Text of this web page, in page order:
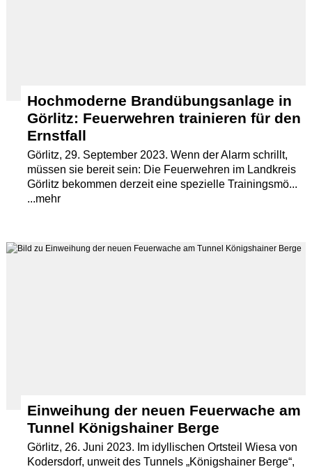
Hochmoderne Brandübungsanlage in
Görlitz: Feuerwehren trainieren für den
Ernstfall
Görlitz, 29. September 2023. Wenn der Alarm schrillt,
müssen sie bereit sein: Die Feuerwehren im Landkreis
Görlitz bekommen derzeit eine spezielle Trainingsmö...
...mehr
Einweihung der neuen Feuerwache am
Tunnel Königshainer Berge
Görlitz, 26. Juni 2023. Im idyllischen Ortsteil Wiesa von
Kodersdorf, unweit des Tunnels „Königshainer Berge“,